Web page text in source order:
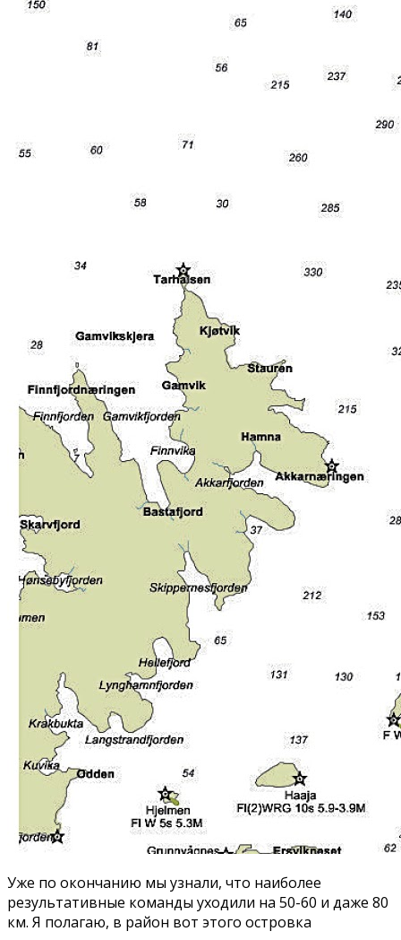
Уже по окончанию мы узнали, что наиболее
результативные команды уходили на 50-60 и даже 80
км. Я полагаю, в район вот этого островка